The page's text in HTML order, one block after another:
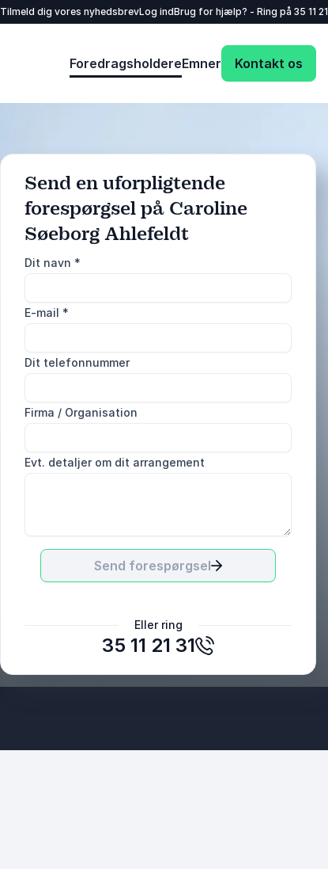
Tilmeld dig vores nyhedsbrevLog indBrug for hjælp? - Ring på 35 11
ForedragsholdereEmner Kontakt os
Send en uforpligtende
forespørgsel på Caroline
Søeborg Ahlefeldt
Dit navn *
E-mail *
Dit telefonnummer
Firma / Organisation
Evt. detaljer om dit arrangement
Send forespørgsel
Eller ring
35 11 21 31